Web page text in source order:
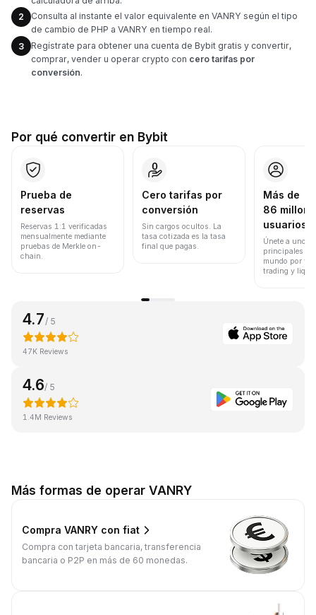
2
Consulta al instante el valor equivalente en VANRY según el tipo
de cambio de PHP a VANRY en tiempo real.
3
Regístrate para obtener una cuenta de Bybit gratis y convertir,
comprar, vender u operar crypto con cero tarifas por
conversión.
Por qué convertir en Bybit
Prueba de
reservas
Reservas 1:1 verificadas
mensualmente mediante
pruebas de Merkle on-
chain.
Cero tarifas por
conversión
Sin cargos ocultos. La
tasa cotizada es la tasa
final que pagas.
Más de
86
usuarios
Únete a uno
principales
mundo por
trading y
4.7 / 5
47K Reviews
4.6/ 5
1.4M Reviews
Más formas de operar VANRY
Compra VANRY con fiat
Compra con tarjeta bancaria, transferencia
bancaria o P2P en más de 60 monedas.